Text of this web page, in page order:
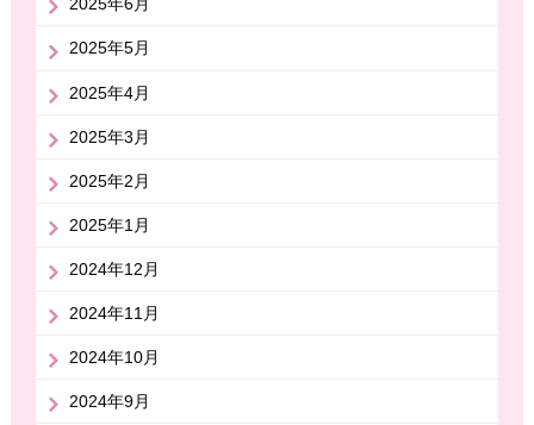
2025年6月
2025年5月
2025年4月
2025年3月
2025年2月
2025年1月
2024年12月
2024年11月
2024年10月
2024年9月